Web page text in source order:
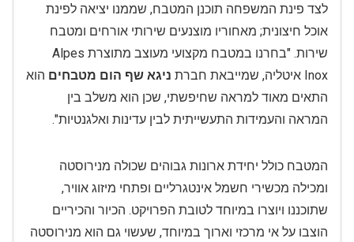
לצד פינת המשפחה תוכנן המטבח, שממנו יציאה לפינת
אוכל חיצונית; מאחוריו מוצנעים שירותי אורחים ומטבח
שירות. "בחרנו במטבח מקצועי מעוצב מתוצרת Alpes
Inox איטליה, שמייבאת חברת
ניגא שף הום מטבחים הוא
התאים מאוד למראה שחיפשתי, שכן הוא משלב בין
המראה והעמידות התעשייתית לבין עדינות ואלגנטיות".
המטבח כולל יחידת ארונות גבוהים שכולה מנירוסטה
ומכילה מכשירי חשמל אינטגרליים ופתחי מיזוג אוויר,
שתוכננו ויוצרו במיוחד לטובת הפרויקט. הכיור והכיריים
הוצבו על אי מרכזי וארוך במיוחד, שעשוי גם הוא מנירוסטה